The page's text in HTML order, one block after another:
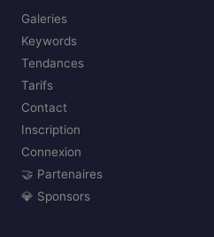
Galeries
Keywords
Tendances
Tarifs
Contact
Inscription
Connexion
🤝 Partenaires
💎 Sponsors